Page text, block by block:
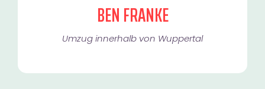
BEN FRANKE
Umzug innerhalb von Wuppertal​